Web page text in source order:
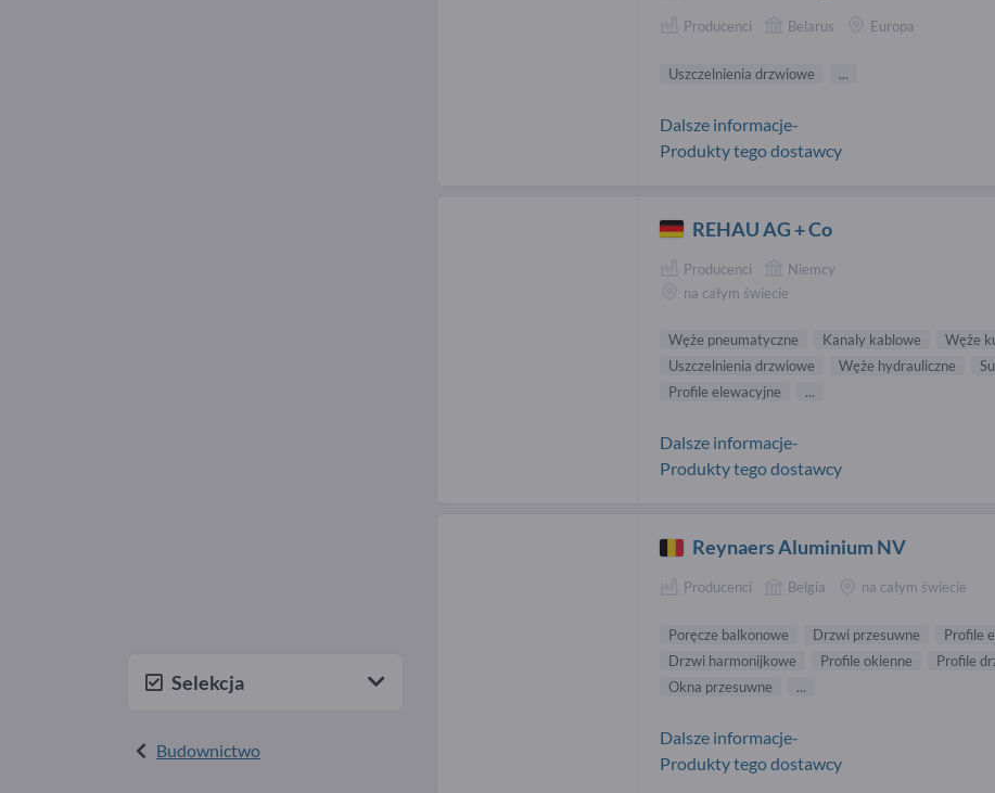
Selekcja
Budownictwo
Producenci Belarus Europa
Uszczelnienia drzwiowe ...
Dalsze informacje-
Produkty tego dostawcy
REHAU AG + Co
Producenci
Niemcy
na całym świecie
Węże pneumatyczne Kanaly kablowe Węże
Uszczelnienia drzwiowe
Węże hydrauliczne
Profile elewacyjne
...
Dalsze informacje-
Produkty tego dostawcy
Reynaers Aluminium NV
Producenci Belgia na całym świecie
Poręcze balkonowe Drzwi przesuwne Profile
Drzwi harmonijkowe
Profile okienne Profile
Okna przesuwne
...
Dalsze informacje-
Produkty tego dostawcy